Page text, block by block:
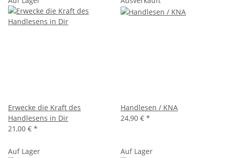
Erwecke die Kraft des
Handlesens in Dir
21,00 € *
Handlesen / KNA
24,90 € *
Auf Lager Auf Lager